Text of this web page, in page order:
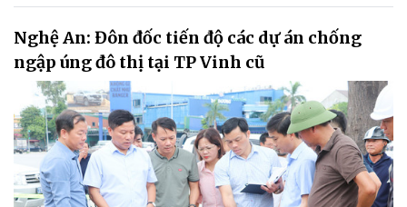
Nghệ An: Đôn đốc tiến độ các dự án chống
ngập úng đô thị tại TP Vinh cũ